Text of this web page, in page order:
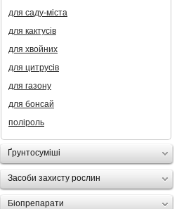
для саду-міста
для кактусів
для хвойних
для цитрусів
для газону
для бонсай
поліроль
Ґрунтосуміші
Засоби захисту рослин
Біопрепарати